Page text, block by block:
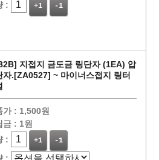
:
+1 -1
지접지 금도금 링단자 (1EA) 압
자.[ZA0527] ~ 마이너스접지 링터
가 : 1,500원
금 : 1원
:
+1 -1